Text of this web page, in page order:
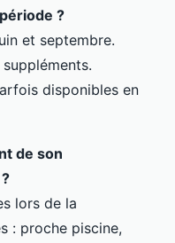
?
et septembre.
disponibles en
de son
?
lors de la
: proche piscine,